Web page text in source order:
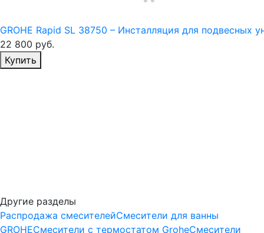
GROHE Rapid SL 38750 – Инсталляция для подвесных
22 800 руб.
Купить
Другие разделы
Распродажа смесителейСмесители для ванны
GROHEСмесители с термостатом GroheСмесители